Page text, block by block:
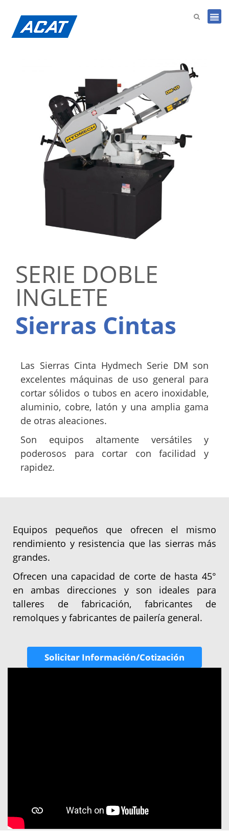
SERIE DOBLE
INGLETE
Sierras Cintas
Las Sierras Cinta Hydmech Serie DM son
excelentes máquinas de uso general para
cortar sólidos o tubos en acero inoxidable,
aluminio, cobre, latón y una amplia gama
de otras aleaciones.
Son equipos altamente versátiles y
poderosos para cortar con facilidad y
rapidez.
Equipos pequeños que ofrecen el mismo
rendimiento y resistencia que las sierras más
grandes.
Ofrecen una capacidad de corte de hasta 45°
en ambas direcciones y son ideales para
talleres de fabricación, fabricantes de
remolques y fabricantes de pailería general.
Solicitar Información/Cotización